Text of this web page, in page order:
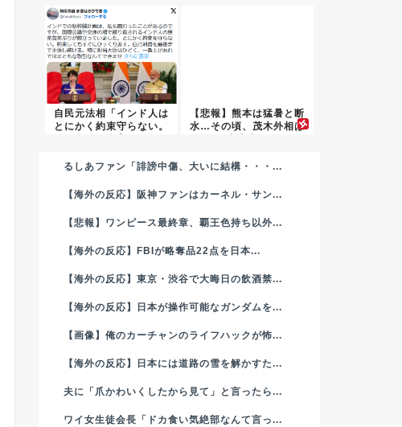
自民元法相「インド人は
とにかく約束守らない。
【悲報】熊本は猛暑と断
水…その頃、茂木外相は
るしあファン「誹謗中傷、大いに結構・・・...
【海外の反応】阪神ファンはカーネル・サン...
【悲報】ワンピース最終章、覇王色持ち以外...
【海外の反応】FBIが略奪品22点を日本...
【海外の反応】東京・渋谷で大晦日の飲酒禁...
【海外の反応】日本が操作可能なガンダムを...
【画像】俺のカーチャンのライフハックが怖...
【海外の反応】日本には道路の雪を解かすた...
夫に「爪かわいくしたから見て」と言ったら...
ワイ女生徒会長「ドカ食い気絶部なんて言っ...